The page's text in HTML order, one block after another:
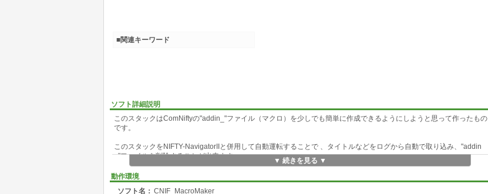
ソフト詳細説明
このスタックはComNiftyの"addin_"ファイル（マクロ）を少しでも簡単に作成できるようにしようと思って作ったもの
です。
このスタックをNIFTY-NavigatorIIと併用して自動運転することで 、タイトルなどをログから自動で取り込み、"addin
_"ファイルを削除することが出来ます。
現在以下の機能があります。
▼ 続きを見る ▼
動作環境
ソフト名： CNIF_MacroMaker
■関連キーワード